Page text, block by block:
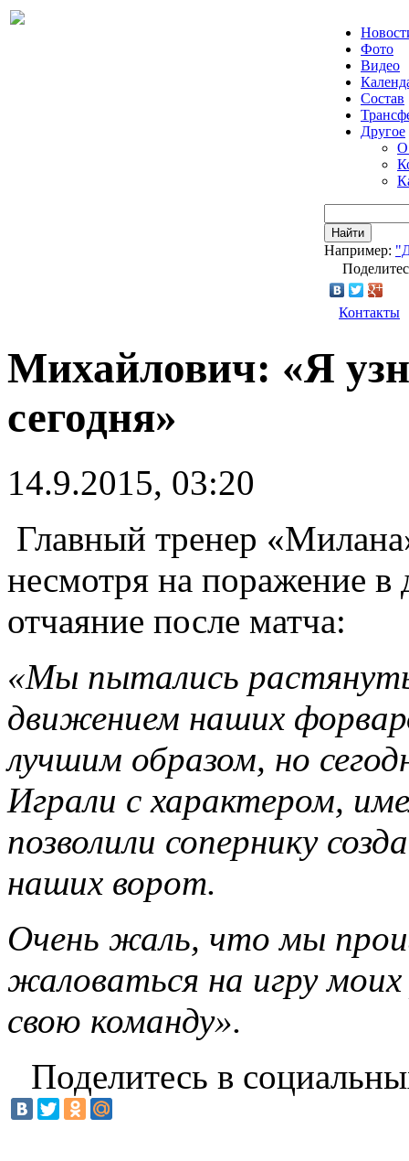
Фото
Видео
Состав
Другое
О
Найти
Например:
Контакты
Михайлович: «Я
сегодня»
14.9.2015, 03:20
Главный тренер
несмотря на поражение в
отчаяние после матча:
«Мы пытались
движением наших
лучшим образом, но
Играли с характером,
позволили сопернику
наших ворот.
Очень жаль, что мы
жаловаться на игру моих
свою команду».
Поделитесь в